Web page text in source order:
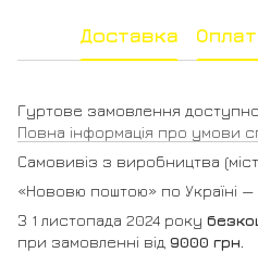
Доставка
Гуртове замовлення доступно
Повна інформація про умови
Самовивіз з виробництва
«Нововю поштою» по Україні —
З 1 листопада 2024 року
при замовленні від 9000 грн.